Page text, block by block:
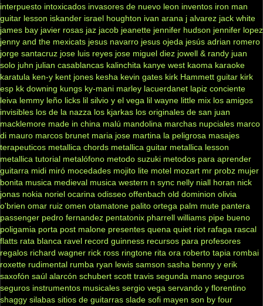
interpuesto intoxicados invasores de nuevo leon inventos iron man
guitar lesson iskander israel houghton ivan arana j alvarez jack white
james bay javier rosas jaz jacob jeanette jennifer hudson jennifer lopez
jenny and the mexicats jesus navarro jesus ojeda jesús adrian romero
jorge santacruz jose luis reyes jose miguel diez jowell & randy juan
solo juhn julian casablancas kalinchita kanye west kaoma karaoke
karatula ken-y kent jones kesha kevin gates kirk Hammett guitar kirk
esp kk downing kungs ky-mani marley lacuerdanet lapiz conciente
leiva lemmy leño licks lil silvio y el vega lil wayne little mix los amigos
invisibles los de la nazza los kjarkas los originales de san juan
macklemore made in china malú mandolina marchas nupciales marco
di mauro marcos brunet maria jose martina la peligrosa masajes
terapeuticos metallica chords metallica guitar metallica lesson
metallica tutorial metalófono metodo suzuki metodos para aprender
guitarra midi miró mocedades mojito lite motel mozart mr probz mujer
bonita musica medieval musica western n sync nelly niall horan nick
jonas nokia noriel ocarina odisseo offenbach old dominion olivia
o'brien omar ruiz omen otamatone palito ortega palm mute pantera
passenger pedro fernandez pentatonix pharrell williams pipe bueno
poligamia porta post malone presentes quena quiet riot rafaga rascal
flatts rata blanca ravel record guinness recursos para profesores
regalos richard wagner rick ross ringtone rita ora roberto tapia rombai
roxette rudimental rumba ryan lewis samson sasha benny y erik
saxofón saúl alarcón schubert scott travis segunda mano seguros
seguros instrumentos musicales sergio vega servando y florentino
shaggy silabas sitios de guitarras slade sofi mayen son by four